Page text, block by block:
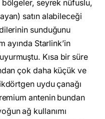
bölgeler, seyrek nüfuslu,
satın alabileceği
sunduğunu
ayında Starlink’in
Kısa bir süre
çok daha küçük ve
uydu çanağı
antenin bundan
ağ kullanımı